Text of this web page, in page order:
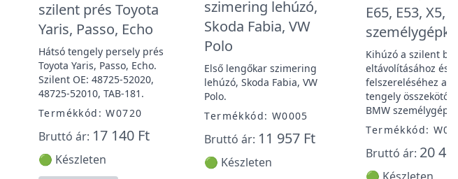
szilent prés Toyota
Yaris, Passo, Echo
Hátsó tengely persely prés
Toyota Yaris, Passo, Echo.
Szilent OE: 48725-52020,
48725-52010, TAB-181.
Termékkód: W0720
Bruttó ár: 17 140 Ft
🟢 Készleten
szimering lehúzó,
Skoda Fabia, VW
Polo
Első lengőkar szimering
lehúzó, Skoda Fabia, VW
Polo.
Termékkód: W0005
Bruttó ár: 11 957 Ft
🟢 Készleten
E65, E53, X5,
Kihúzó a szilent
eltávolításához és
felszereléséhez a
tengely
BMW
Termékkód:
Bruttó ár: 20